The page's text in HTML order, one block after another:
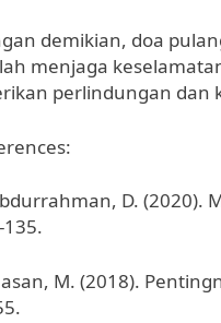
demikian, doa
menjaga
perlindungan dan
D. (2020).
135.
M. (2018).